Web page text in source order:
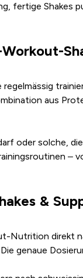
fertige Shakes
regelmässig
aus
oder solche,
–
&
Nutrition direkt
genaue